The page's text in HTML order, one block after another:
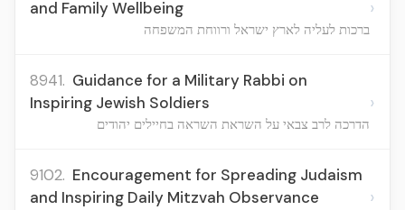
and Family Wellbeing
ברכות לעליה לארץ ישראל ורווחת המשפחה
›
8941. Guidance for a Military Rabbi on
Inspiring Jewish Soldiers
הדרכה לרב צבאי על השראת השראה בחיילים יהודים
›
9102. Encouragement for Spreading Judaism
and Inspiring Daily Mitzvah Observance
›